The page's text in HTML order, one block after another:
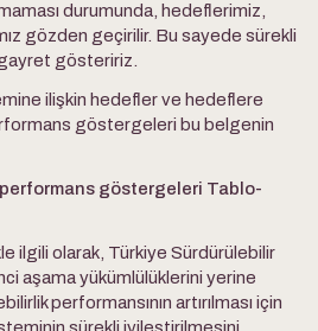
durumunda, hedeflerimiz,
gözden geçirilir. Bu sayede sürekli
gösteririz.
ilişkin hedefler ve hedeflere
göstergeleri bu belgenin
göstergeleri Tablo-
ilgili olarak, Türkiye Sürdürülebilir
aşama yükümlülüklerini yerine
performansının artırılması için